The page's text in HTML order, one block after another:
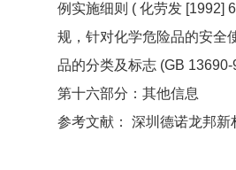
例实施细则 ( 化劳发 [1992]
规，针对化学危险品的安全
品的分类及标志 (GB
第十六部分：其他信息
参考文献： 深圳德诺龙邦